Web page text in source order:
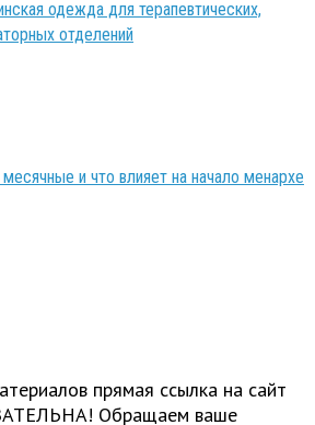
одежда для терапевтических,
отделений
и что влияет на начало менархе
прямая ссылка на сайт
Обращаем ваше